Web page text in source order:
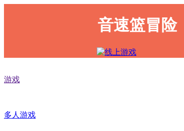
音速篮冒险
游戏
多人游戏